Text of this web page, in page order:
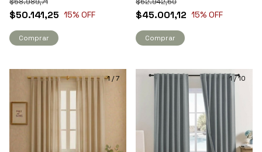
$50.141,25 15% OFF
Comprar
$45.001,12 15% OFF
Comprar
1/7 1 /10